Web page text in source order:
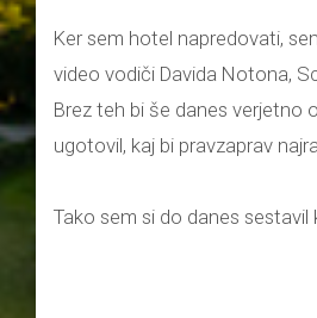
Ker sem hotel napredovati,
video vodiči Davida Notona,
Brez teh bi še danes verjetno
ugotovil, kaj bi pravzaprav
Tako sem si do danes